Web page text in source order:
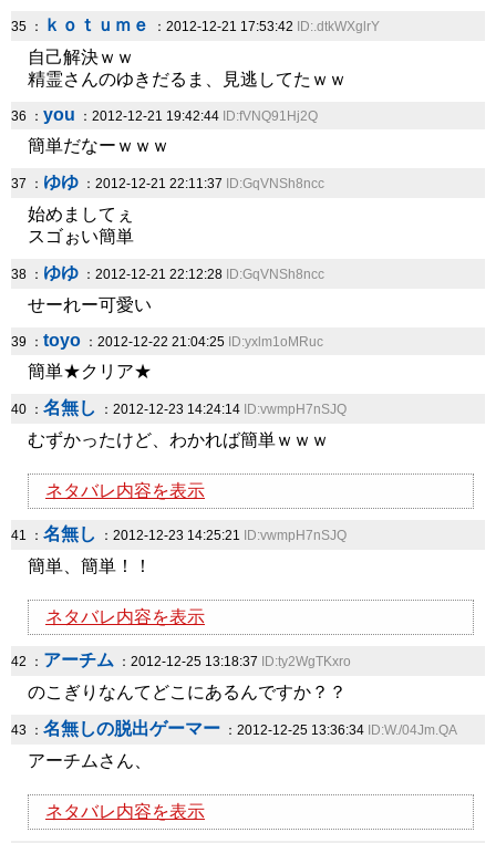
35 ： ｋｏｔｕｍｅ ：2012-12-21 17:53:42 ID:.dtkWXglrY
自己解決ｗｗ
精霊さんのゆきだるま、見逃してたｗｗ
36 ： you ：2012-12-21 19:42:44 ID:fVNQ91Hj2Q
簡単だなーｗｗｗ
37 ： ゆゆ ：2012-12-21 22:11:37 ID:GqVNSh8ncc
始めましてぇ
スゴぉい簡単
38 ： ゆゆ ：2012-12-21 22:12:28 ID:GqVNSh8ncc
せーれー可愛い
39 ： toyo ：2012-12-22 21:04:25 ID:yxlm1oMRuc
簡単★クリア★
40 ： 名無し ：2012-12-23 14:24:14 ID:vwmpH7nSJQ
むずかったけど、わかれば簡単ｗｗｗ
ネタバレ内容を表示
41 ： 名無し ：2012-12-23 14:25:21 ID:vwmpH7nSJQ
簡単、簡単！！
ネタバレ内容を表示
42 ： アーチム ：2012-12-25 13:18:37 ID:ty2WgTKxro
のこぎりなんてどこにあるんですか？？
43 ： 名無しの脱出ゲーマー ：2012-12-25 13:36:34 ID:W./04Jm.QA
アーチムさん、
ネタバレ内容を表示